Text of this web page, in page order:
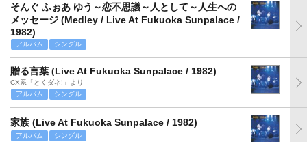
そんぐ ふぉあ ゆう～恋不思議～人として～人生への
メッセージ (Medley / Live At Fukuoka Sunpalace /
1982)
アルバム シングル
贈る言葉 (Live At Fukuoka Sunpalace / 1982)
CX系「とくダネ!」より
アルバム
シングル
家族 (Live At Fukuoka Sunpalace / 1982)
アルバム シングル